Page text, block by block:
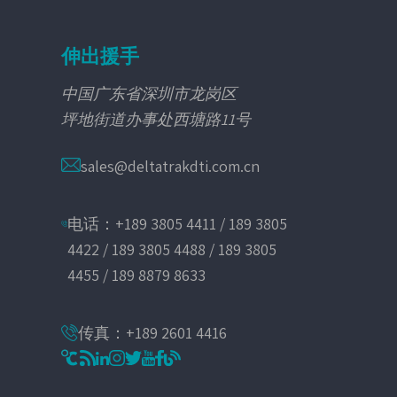
伸出援手
中国广东省深圳市龙岗区
坪地街道办事处西塘路11号
sales@deltatrakdti.com.cn
电话：+189 3805 4411 / 189 3805
4422 / 189 3805 4488 / 189 3805
4455 / 189 8879 8633
传真：+189 2601 4416